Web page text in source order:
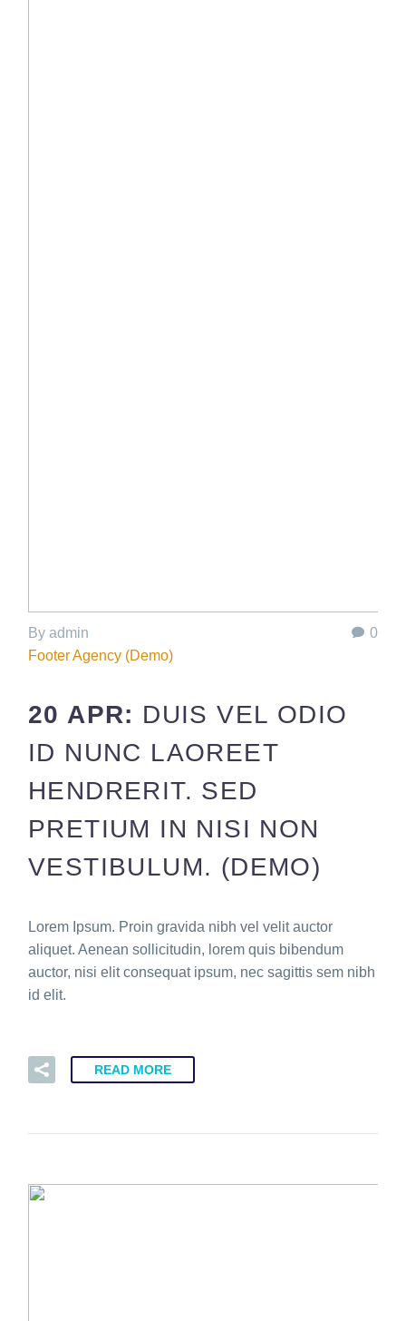
0
By admin
Footer Agency (Demo)
20 APR: DUIS VEL ODIO
ID NUNC LAOREET
HENDRERIT. SED
PRETIUM IN NISI NON
VESTIBULUM. (DEMO)
Lorem Ipsum. Proin gravida nibh vel velit auctor
aliquet. Aenean sollicitudin, lorem quis bibendum
auctor, nisi elit consequat ipsum, nec sagittis sem nibh
id elit.
READ MORE